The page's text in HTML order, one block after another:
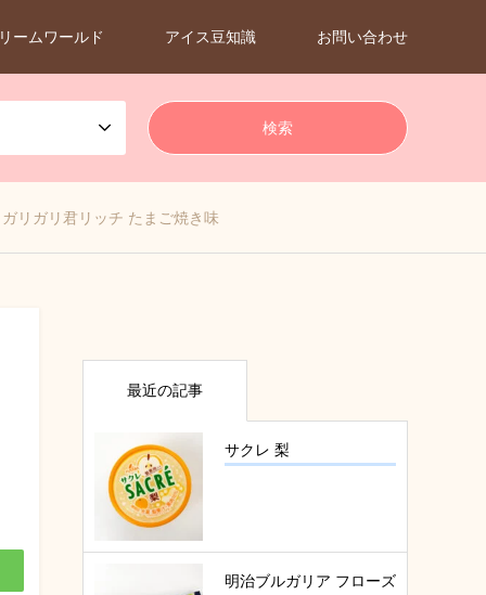
ームワールド アイス豆知識 お問い合わせ
ガリガリ君リッチ たまご焼き味
最近の記事
サクレ 梨
明治ブルガリア フローズ